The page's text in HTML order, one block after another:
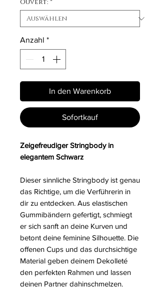
Ouvert: *
Anzahl *
In den Warenkorb
Sofortkauf
Zeigefreudiger Stringbody in
elegantem Schwarz
Dieser sinnliche Stringbody ist genau
das Richtige, um die Verführerin in
dir zu entdecken. Aus elastischen
Gummibändern gefertigt, schmiegt
er sich sanft an deine Kurven und
betont deine feminine Silhouette. Die
offenen Cups und das durchsichtige
Material geben deinem Dekolleté
den perfekten Rahmen und lassen
deinen Partner dahinschmelzen.